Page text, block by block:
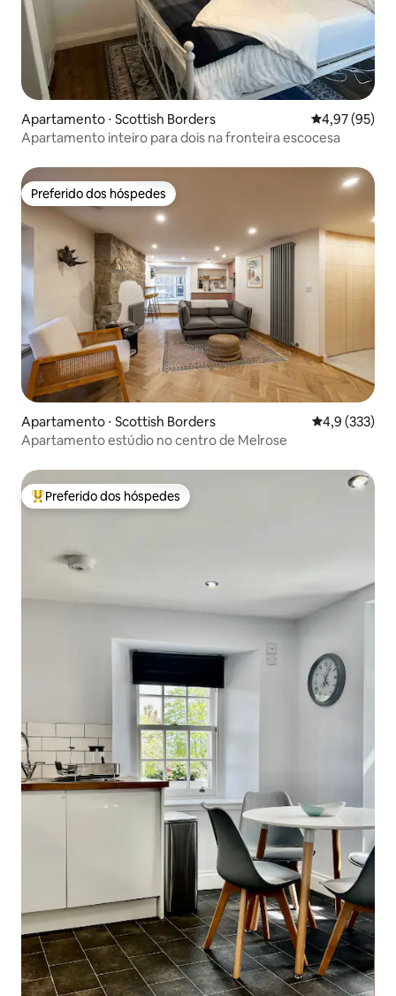
Apartamento ⋅ Scottish Borders 4,97 de uma
4,97 (95)
Apartamento inteiro para dois na fronteira escocesa
Preferido dos hóspedes
Preferido dos hóspedes
Apartamento ⋅ Scottish Borders 4,9 de uma
4,9 (333)
Apartamento estúdio no centro de Melrose
Entre os melhores preferidos dos hóspedes
Preferido dos hóspedes